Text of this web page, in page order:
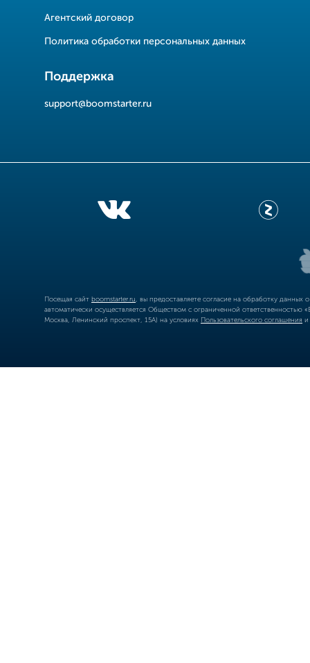
Агентский договор
Политика обработки персональных данных
Поддержка
support@boomstarter.ru
Посещая сайт boomstarter.ru , вы предоставляете согласие на обработку
автоматически осуществляется Обществом с ограниченной
Москва, Ленинский проспект, 15А) на условиях Пользовательского соглашения и